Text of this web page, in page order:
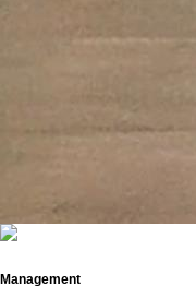
Management